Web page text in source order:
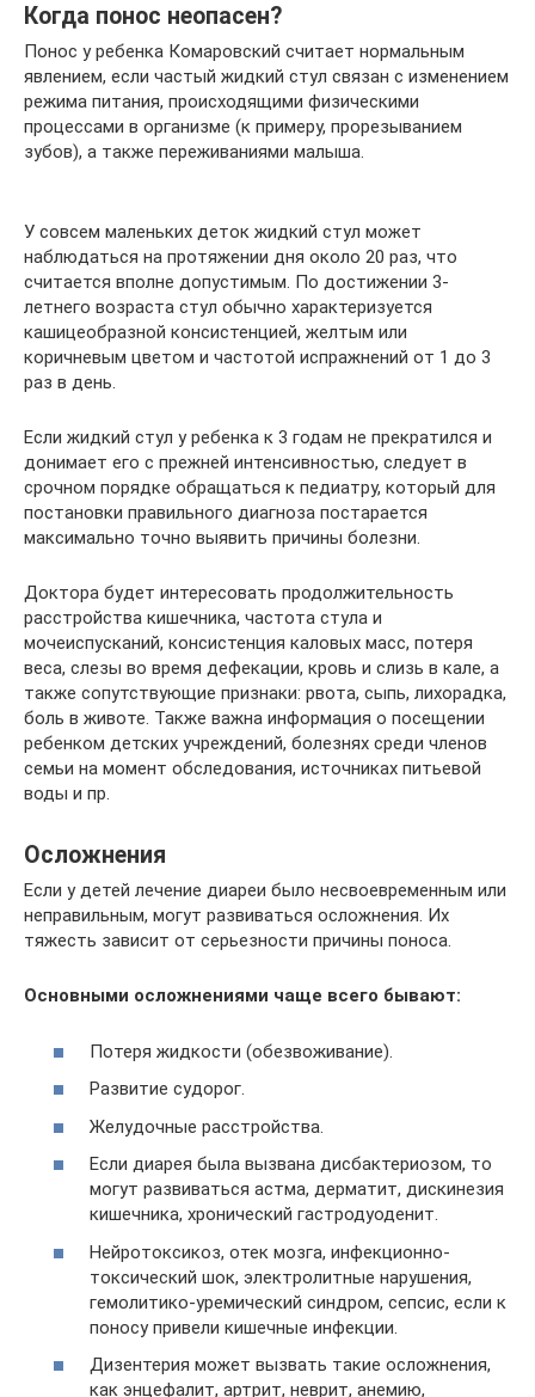
Когда понос неопасен?
Понос у ребенка Комаровский считает нормальным
явлением, если частый жидкий стул связан с изменением
режима питания, происходящими физическими
процессами в организме (к примеру, прорезыванием
зубов), а также переживаниями малыша.
У совсем маленьких деток жидкий стул может
наблюдаться на протяжении дня около 20 раз, что
считается вполне допустимым. По достижении 3-
летнего возраста стул обычно характеризуется
кашицеобразной консистенцией, желтым или
коричневым цветом и частотой испражнений от 1 до 3
раз в день.
Если жидкий стул у ребенка к 3 годам не прекратился и
донимает его с прежней интенсивностью, следует в
срочном порядке обращаться к педиатру, который для
постановки правильного диагноза постарается
максимально точно выявить причины болезни.
Доктора будет интересовать продолжительность
расстройства кишечника, частота стула и
мочеиспусканий, консистенция каловых масс, потеря
веса, слезы во время дефекации, кровь и слизь в кале, а
также сопутствующие признаки: рвота, сыпь, лихорадка,
боль в животе. Также важна информация о посещении
ребенком детских учреждений, болезнях среди членов
семьи на момент обследования, источниках питьевой
воды и пр.
Осложнения
Если у детей лечение диареи было несвоевременным или
неправильным, могут развиваться осложнения. Их
тяжесть зависит от серьезности причины поноса.
Основными осложнениями чаще всего бывают:
Потеря жидкости (обезвоживание).
Развитие судорог.
Желудочные расстройства.
Если диарея была вызвана дисбактериозом, то
могут развиваться астма, дерматит, дискинезия
кишечника, хронический гастродуоденит.
Нейротоксикоз, отек мозга, инфекционно-
токсический шок, электролитные нарушения,
гемолитико-уремический синдром, сепсис, если к
поносу привели кишечные инфекции.
Дизентерия может вызвать такие осложнения,
как энцефалит, артрит, неврит, анемию,